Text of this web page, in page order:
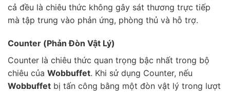
cả đều là chiêu thức không gây sát thương trực tiếp
mà tập trung vào phản ứng, phòng thủ và hỗ trợ.
Counter (Phản Đòn Vật Lý)
Counter là chiêu thức quan trọng bậc nhất trong bộ
chiêu của Wobbuffet. Khi sử dụng Counter, nếu
Wobbuffet bị tấn công bằng một đòn vật lý trong lượt